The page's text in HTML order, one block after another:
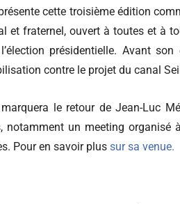
cette troisième édition
et fraternel, ouvert à toutes et à
présidentielle. Avant
contre le projet du canal
le retour de Jean-Luc
notamment un meeting organisé
Pour en savoir plus sur sa venue.